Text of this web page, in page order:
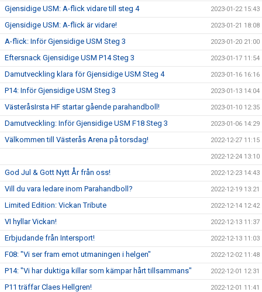
Gjensidige USM: A-flick vidare till steg 4 2023-01-22 15:43
Gjensidige USM: A-flick är vidare! 2023-01-21 18:08
A-flick: Inför Gjensidige USM Steg 3 2023-01-20 21:00
Eftersnack Gjensidige USM P14 Steg 3 2023-01-17 11:54
Damutveckling klara för Gjensidige USM Steg 4 2023-01-16 16:16
P14: Inför Gjensidige USM Steg 3 2023-01-13 14:04
VästeråsIrsta HF startar gående parahandboll! 2023-01-10 12:35
Damutveckling: Inför Gjensidige USM F18 Steg 3 2023-01-06 14:29
Välkommen till Västerås Arena på torsdag! 2022-12-27 11:15
2022-12-24 13:10
God Jul & Gott Nytt År från oss! 2022-12-23 14:43
Vill du vara ledare inom Parahandboll? 2022-12-19 13:21
Limited Edition: Vickan Tribute 2022-12-14 12:42
VI hyllar Vickan! 2022-12-13 11:37
Erbjudande från Intersport! 2022-12-13 11:03
F08: "Vi ser fram emot utmaningen i helgen" 2022-12-02 11:48
P14: "Vi har duktiga killar som kämpar hårt tillsammans" 2022-12-01 12:31
P11 träffar Claes Hellgren! 2022-12-01 11:41